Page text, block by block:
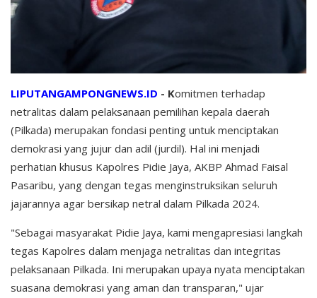
LIPUTANGAMPONGNEWS.ID - Komitmen terhadap
netralitas dalam pelaksanaan pemilihan kepala daerah
(Pilkada) merupakan fondasi penting untuk menciptakan
demokrasi yang jujur dan adil (jurdil). Hal ini menjadi
perhatian khusus Kapolres Pidie Jaya, AKBP Ahmad Faisal
Pasaribu, yang dengan tegas menginstruksikan seluruh
jajarannya agar bersikap netral dalam Pilkada 2024.
"Sebagai masyarakat Pidie Jaya, kami mengapresiasi langkah
tegas Kapolres dalam menjaga netralitas dan integritas
pelaksanaan Pilkada. Ini merupakan upaya nyata menciptakan
suasana demokrasi yang aman dan transparan," ujar